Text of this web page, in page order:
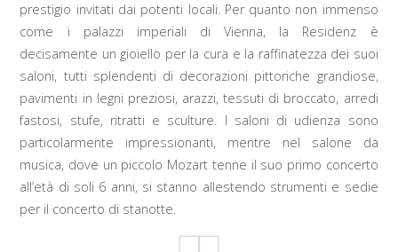
prestigio invitati dai potenti locali. Per quanto non immenso
come i palazzi imperiali di Vienna, la Residenz è
decisamente un gioiello per la cura e la raffinatezza dei suoi
saloni, tutti splendenti di decorazioni pittoriche grandiose,
pavimenti in legni preziosi, arazzi, tessuti di broccato, arredi
fastosi, stufe, ritratti e sculture. I saloni di udienza sono
particolarmente impressionanti, mentre nel salone da
musica, dove un piccolo Mozart tenne il suo primo concerto
all’età di soli 6 anni, si stanno allestendo strumenti e sedie
per il concerto di stanotte.